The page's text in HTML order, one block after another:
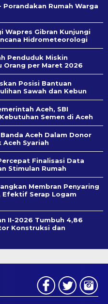
Rumah Warga
Wapres Gibran Kunjungi
Hidrometeorologi
Penduduk Miskin
Orang per Maret 2026
Posisi Bantuan
Sawah dan Kebun
Aceh, SBI
Semen di Aceh
Aceh Dalam Donor
Aceh Syariah
Finalisasi Data
Stimulan Rumah
Membran Penyaring
Efektif Serap Logam
II-2026 Tumbuh 4,86
Konstruksi dan